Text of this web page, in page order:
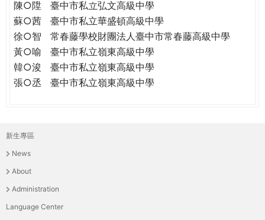
陳○陞
臺中市私立弘文高級中學
蘇○茜
臺中市私立華盛頓高級中學
徐○智
常春藤學校財團法人臺中市常春藤高級中學
黃○喻
臺中市私立嶺東高級中學
韓○浚
臺中市私立嶺東高級中學
張○丞
臺中市私立嶺東高級中學
主
選
單
新生專區
News
About
Administration
Language Center